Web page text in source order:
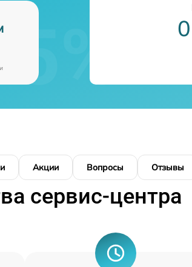
Акции Вопросы Отзывы
сервис-центра